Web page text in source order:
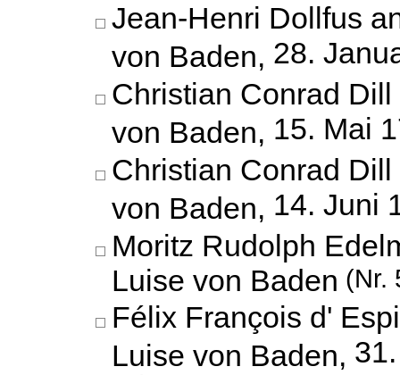
Jean-Henri Dollfus
von Baden, 28.
Christian Conrad
von Baden, 15. Mai
Christian Conrad
von Baden, 14. Juni
Moritz Rudolph
Luise von Baden (Nr.
Félix François d'
Luise von Baden,